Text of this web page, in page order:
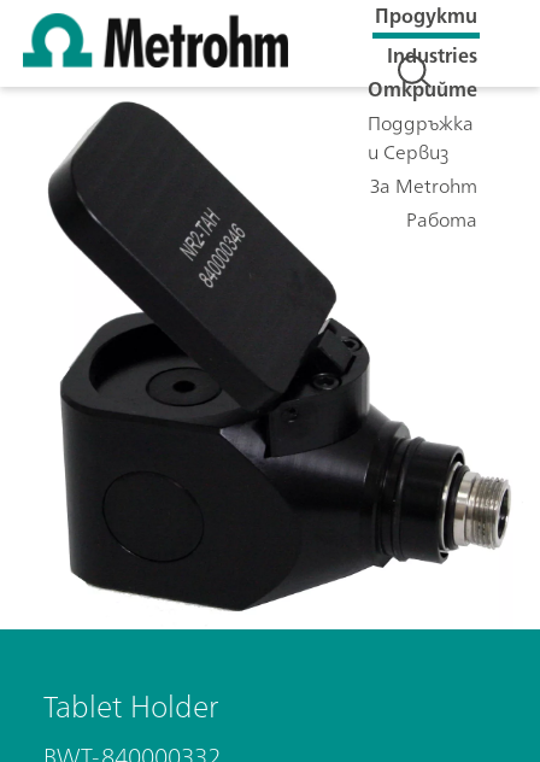
Продукти
Industries
Открийте
Поддръжка
и Сервиз
За Metrohm
Работа
Tablet Holder